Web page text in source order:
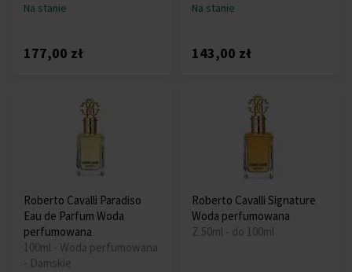
Na stanie
177,00 zł
Na stanie
143,00 zł
Roberto Cavalli Paradiso
Eau de Parfum Woda
perfumowana
100ml - Woda perfumowana
- Damskie
Roberto Cavalli Signature
Woda perfumowana
Z 50ml - do 100ml